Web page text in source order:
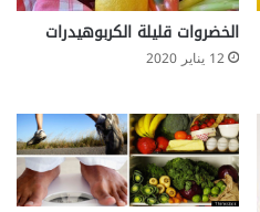
الخضروات قليلة الكربوهيدرات
12 يناير 2020